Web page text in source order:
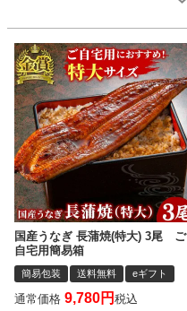
国産うなぎ 長蒲焼(特大) 3尾 ご
自宅用簡易箱
簡易包装 送料無料 eギフト
通常価格 9,780 税込